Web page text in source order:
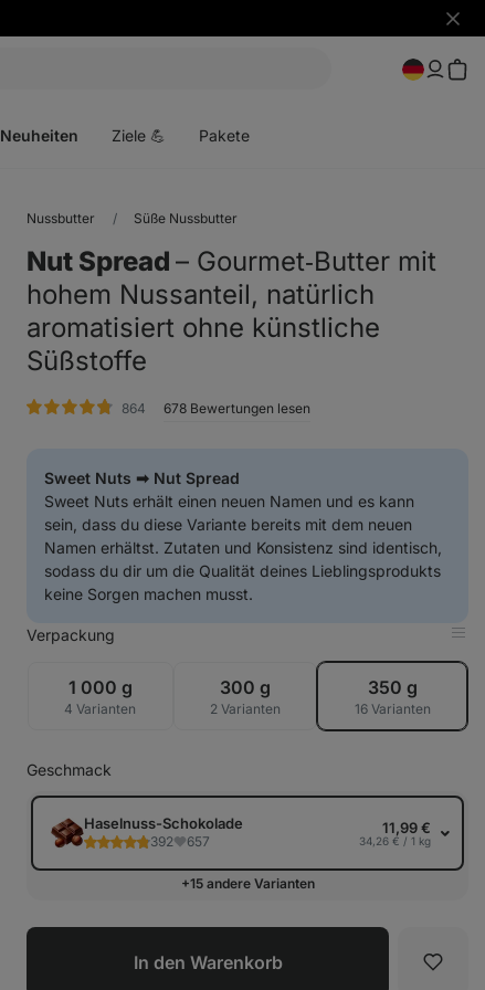
Neuheiten Ziele 💪 Pakete
Nussbutter Süße Nussbutter
Nut Spread ⁠–⁠ Gourmet‑Butter mit
hohem Nussanteil, natürlich
aromatisiert ohne künstliche
Süßstoffe
864 Bewertungen
678 Bewertungen lesen
Sweet Nuts ➡ Nut Spread
Sweet Nuts erhält einen neuen Namen und es kann
sein, dass du diese Variante bereits mit dem neuen
Namen erhältst. Zutaten und Konsistenz sind identisch,
sodass du dir um die Qualität deines Lieblingsprodukts
keine Sorgen machen musst.
Verpackung
in
1 000 g
4 Varianten
300 g
2 Varianten
350 g
16 Varianten
Geschmack
Haselnuss-Schokolade
392 657
11,99 €
34,26 € / 1 kg
+15 andere Varianten
In den Warenkorb